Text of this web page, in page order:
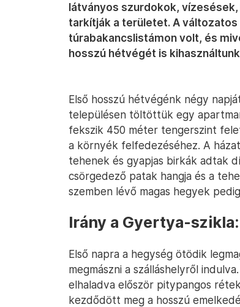
látványos szurdokok,
tarkítják a területet. A
túrabakancslistámon volt, és
hosszú hétvégét is
Első hosszú hétvégénk négy
településen töltöttük egy
fekszik 450 méter tengerszint
a környék felfedezéséhez. A
tehenek és gyapjas birkák adtak
csörgedező patak hangja és a
szemben lévő magas hegyek
Irány a Gyertya-
Első napra a hegység ötödik
megmászni a szálláshelyről
elhaladva először pitypangos
kezdődött meg a hosszú